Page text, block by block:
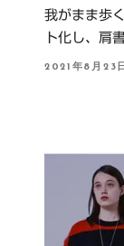
我がまま歩
ト化し、肩
P
2021年8月23日